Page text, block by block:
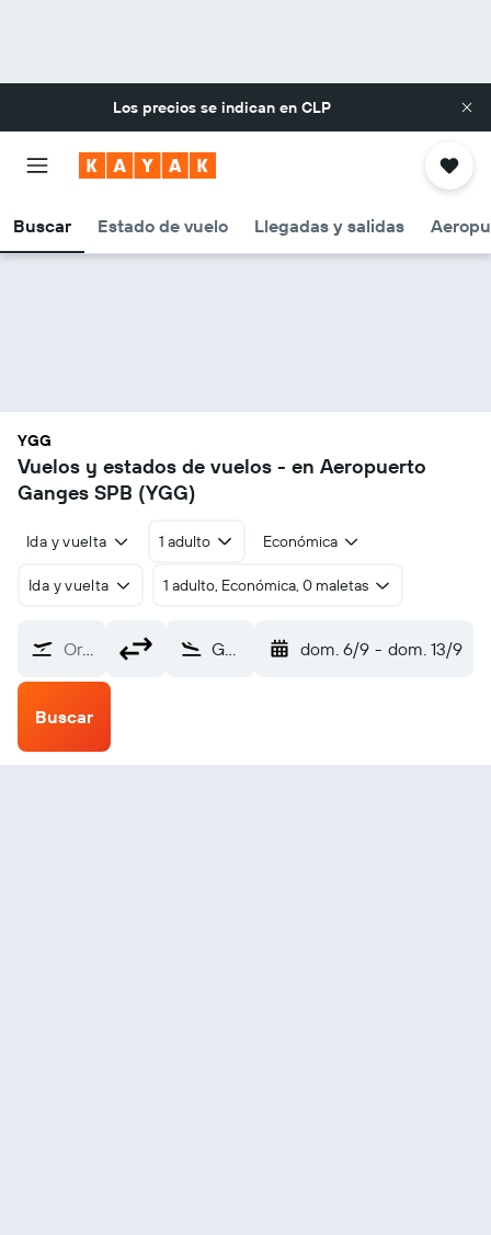
Los precios se indican en CLP
Buscar Estado de vuelo Llegadas y salidas
YGG
Vuelos y estados de vuelos - en Aeropuerto
Ganges SPB (YGG)
Ida y vuelta 1 adulto Económica
Ida y vuelta 1 adulto, Económica, 0 maletas
Origen Ganges SPB (YGG) dom. 6/9 - dom. 13/9
Buscar